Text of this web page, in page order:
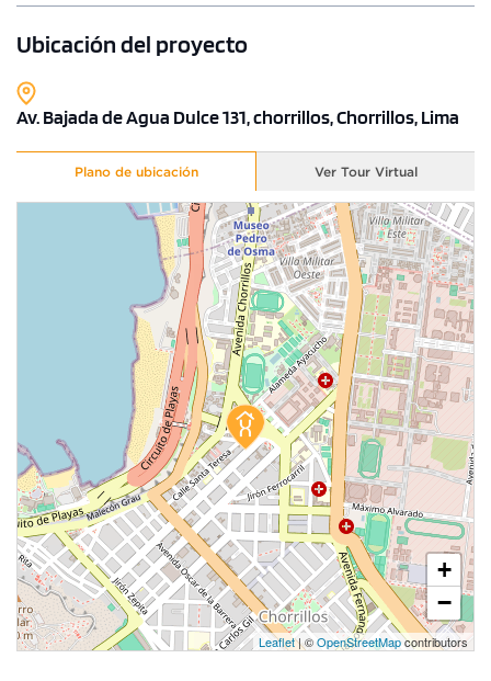
Ubicación del proyecto
Av. Bajada de Agua Dulce 131, chorrillos, Chorrillos, Lima
Plano de ubicación Ver Tour Virtual
+
−
Leaflet| ©OpenStreetMapcontributors